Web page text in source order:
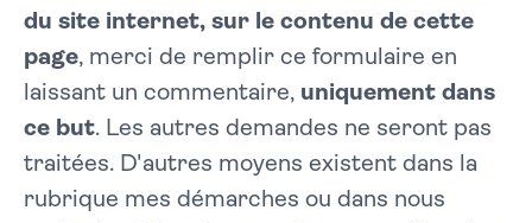
du site internet, sur le contenu de cette
page, merci de remplir ce formulaire en
laissant un commentaire, uniquement dans
ce but. Les autres demandes ne seront pas
traitées. D'autres moyens existent dans la
rubrique mes démarches ou dans nous